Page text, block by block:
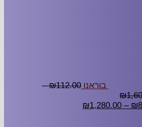
בוראנו ₪112.00
–
₪
₪
–
₪1,280.00